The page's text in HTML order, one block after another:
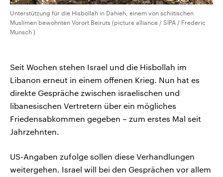
Unterstützung für die Hisbollah in Dahieh, einem von schiitischen
Muslimen bewohnten Vorort Beiruts (picture alliance / SIPA / Frederic
Munsch )
Seit Wochen stehen Israel und die Hisbollah im
Libanon erneut in einem offenen Krieg. Nun hat es
direkte Gespräche zwischen israelischen und
libanesischen Vertretern über ein mögliches
Friedensabkommen gegeben – zum erstes Mal seit
Jahrzehnten.
US-Angaben zufolge sollen diese Verhandlungen
weitergehen. Israel will bei den Gesprächen vor allem